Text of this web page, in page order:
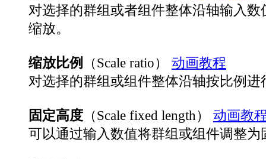
对选择的群组或者组件整体沿轴输入数
缩放。
缩放比例 （Scale ratio）
动画教程
对选择的群组或组件整体沿轴按比例进
固定高度 （Scale fixed length）
动画教
可以通过输入数值将群组或组件调整为